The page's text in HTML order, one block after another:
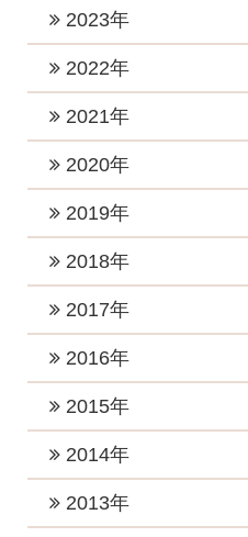
2026年4月 (1)
2026年3月 (1)
2026年2月 (1)
2025年9月 (1)
2025年8月 (1)
2025年6月 (2)
2025年5月 (1)
2025年2月 (2)
2025年1月 (2)
2024年12月 (2)
2024年10月 (1)
2024年9月 (2)
2024年8月 (1)
2024年6月 (3)
2024年4月 (2)
2024年3月 (2)
2024年2月 (1)
2023年
2023年12月 (1)
2023年8月 (2)
2023年7月 (2)
2023年5月 (1)
2023年4月 (2)
2023年2月 (2)
2023年1月 (5)
2022年
2022年12月 (1)
2022年10月 (1)
2022年8月 (1)
2022年7月 (4)
2022年6月 (1)
2022年4月 (1)
2022年3月 (1)
2022年2月 (2)
2022年1月 (2)
2021年
2021年11月 (4)
2021年8月 (2)
2021年7月 (1)
2021年6月 (4)
2021年5月 (1)
2021年2月 (2)
2021年1月 (3)
2020年
2020年12月 (2)
2020年10月 (2)
2020年8月 (3)
2020年7月 (2)
2020年5月 (2)
2020年3月 (4)
2020年2月 (1)
2019年
2019年12月 (2)
2019年10月 (3)
2019年7月 (3)
2019年5月 (1)
2019年4月 (2)
2019年2月 (4)
2018年
2018年12月 (2)
2018年10月 (1)
2018年8月 (3)
2018年7月 (1)
2018年6月 (2)
2017年
2017年12月 (3)
2017年10月 (4)
2017年9月 (4)
2017年8月 (3)
2016年
2016年12月 (4)
2016年10月 (4)
2016年9月 (3)
2015年
2015年12月 (2)
2015年10月 (1)
2014年
2014年12月 (2)
2013年